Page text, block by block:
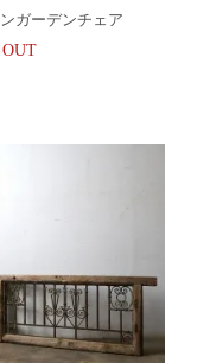
ガーデンチェア